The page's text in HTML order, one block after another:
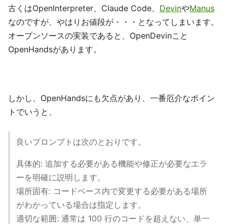
古くはOpenInterpreter、Claude Code、 DevinやManus
なのですが、やはりお値段が・・・となってしまいます。
オープンソースの実装であると、OpenDevinこと
OpenHandsがあります。
しかし、OpenHandsにも欠点があり、一番厄介なポイン
トでいうと、
良いプロンプトは次のとおりです。
具体的: 追加する必要がある機能や修正が必要なエラ
ーを明確に説明します。
場所固有: コードベース内で変更する必要がある場所
がわかっている場合は指定します。
適切な範囲: 通常は 100 行のコードを超えない、単一